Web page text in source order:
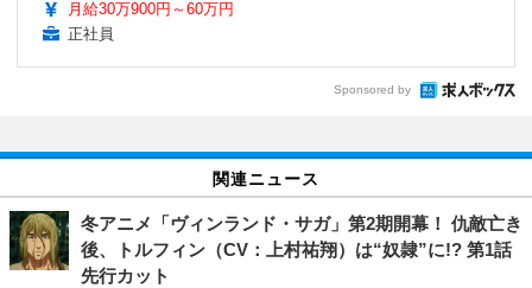
月給30万900円～60万円
正社員
Sponsored by
関連ニュース
冬アニメ「ヴィンランド・サガ」第2期開幕！ 仇敵亡き
後、トルフィン（CV：上村祐翔）は“奴隷”に!? 第1話
先行カット